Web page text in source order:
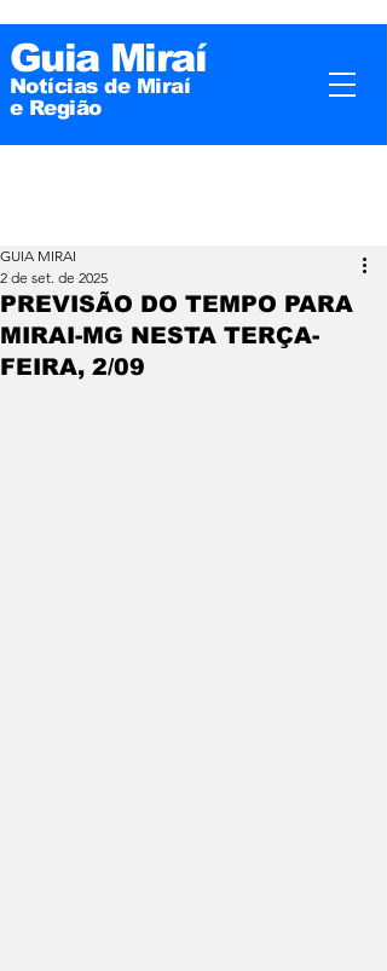
Guia Miraí
Notícias de Miraí
e Região
PREVISÃO DO TEMPO PARA
MIRAI-MG NESTA TERÇA-
FEIRA, 2/09
GUIA MIRAI
2 de set. de 2025